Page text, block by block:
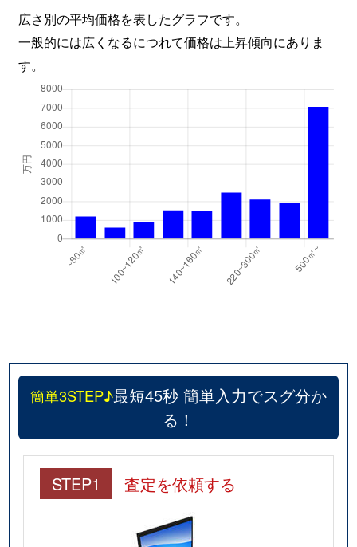
広さ別の平均価格を表したグラフです。
一般的には広くなるにつれて価格は上昇傾向にありま
す。
簡単3STEP♪最短45秒 簡単入力でスグ分か
る！
STEP1 査定を依頼する